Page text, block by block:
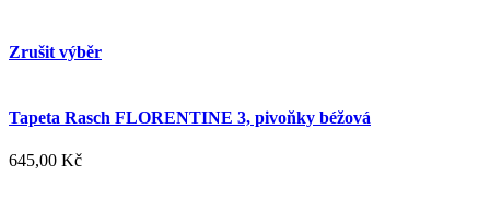
Zrušit výběr
Tapeta Rasch FLORENTINE 3, pivoňky béžová
645,00 Kč